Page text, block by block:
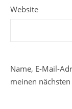
Website
Name, E-Mail-
meinen